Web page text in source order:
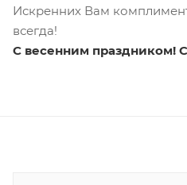
Искренних Вам
всегда!
С весенним праздником!